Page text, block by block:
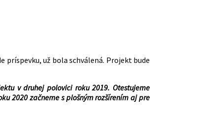
príspevku, už bola schválená. Projekt bude
v druhej polovici roku 2019. Otestujeme
2020 začneme s plošným rozšírením aj pre